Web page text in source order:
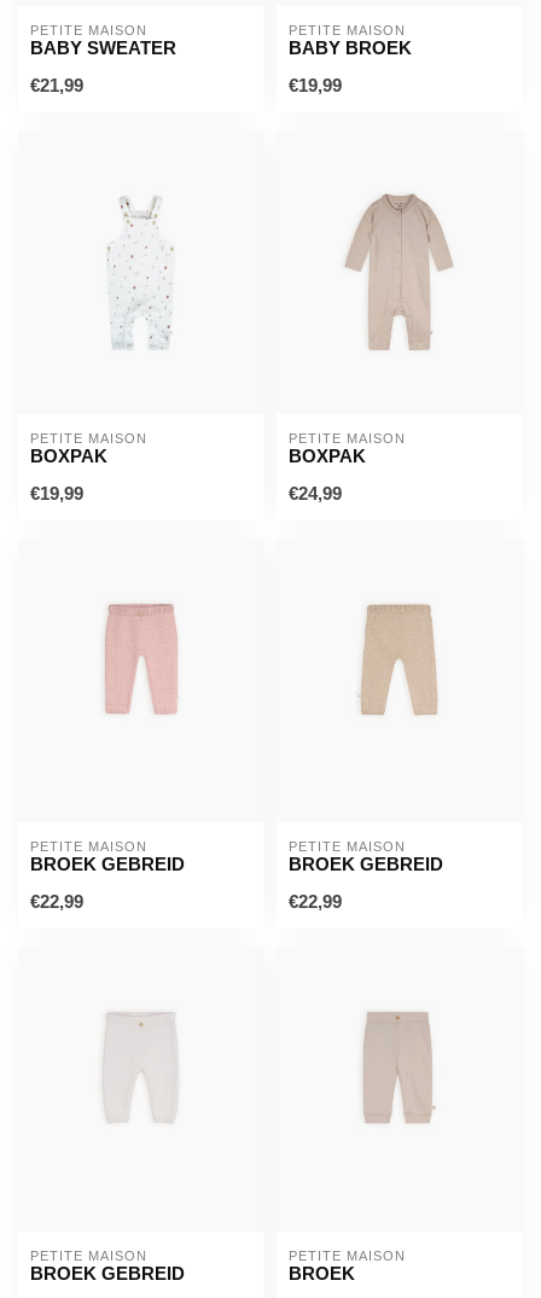
PETITE MAISON
BABY SWEATER
€21,99
PETITE MAISON
BABY BROEK
€19,99
PETITE MAISON
BOXPAK
€19,99
PETITE MAISON
BOXPAK
€24,99
PETITE MAISON
BROEK GEBREID
€22,99
PETITE MAISON
BROEK GEBREID
€22,99
PETITE MAISON
BROEK GEBREID
PETITE MAISON
BROEK